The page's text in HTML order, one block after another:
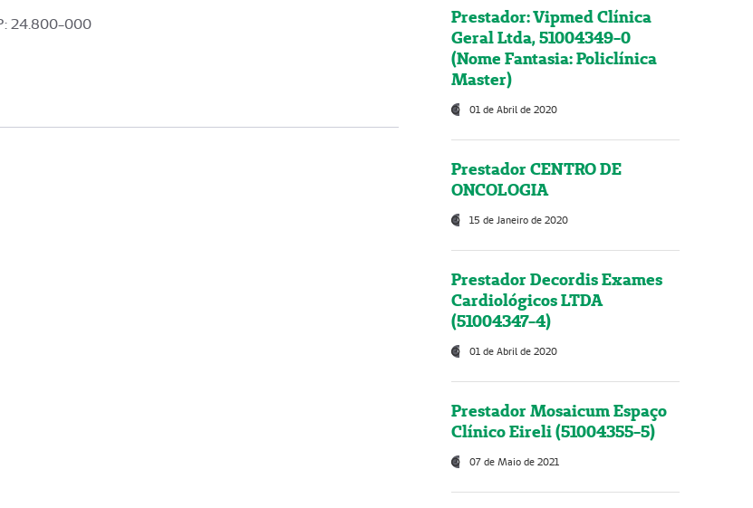
24.800-000
Prestador: Vipmed Clínica
Geral Ltda, 51004349-0
(Nome Fantasia: Policlínica
Master)
01 de Abril de 2020
Prestador CENTRO DE
ONCOLOGIA
15 de Janeiro de 2020
Prestador Decordis Exames
Cardiológicos LTDA
(51004347-4)
01 de Abril de 2020
Prestador Mosaicum Espaço
Clínico Eireli (51004355-5)
07 de Maio de 2021